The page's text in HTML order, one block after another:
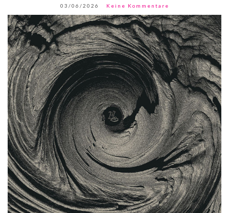
03/06/2026 Keine Kommentare